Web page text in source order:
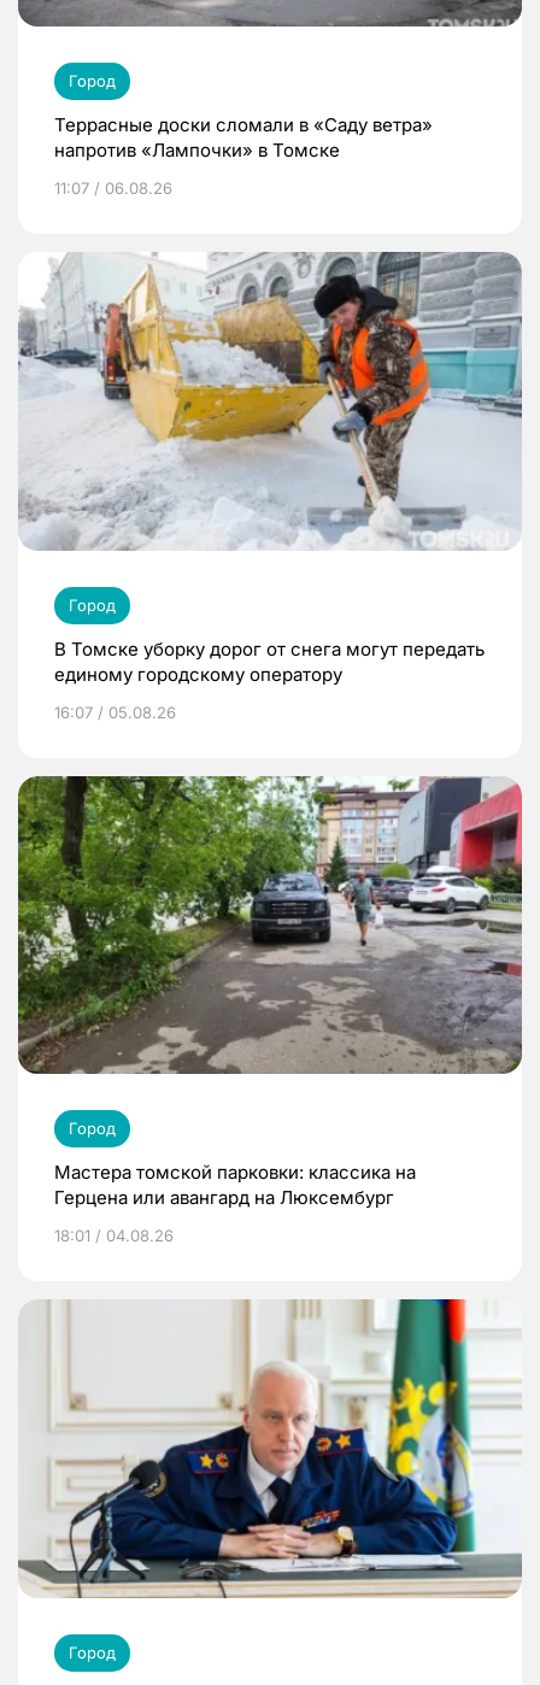
Город
Террасные доски сломали в «Саду ветра»
напротив «Лампочки» в Томске
11:07 / 06.08.26
Город
В Томске уборку дорог от снега могут передать
единому городскому оператору
16:07 / 05.08.26
Город
Мастера томской парковки: классика на
Герцена или авангард на Люксембург
18:01 / 04.08.26
Город